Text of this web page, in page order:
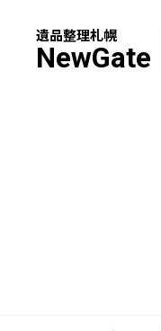
遺品整理札幌
NewGate